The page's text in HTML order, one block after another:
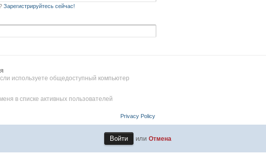
Зарегистрируйтесь сейчас!
используете общедоступный компьютер
в списке активных пользователей
Privacy Policy
илиОтмена